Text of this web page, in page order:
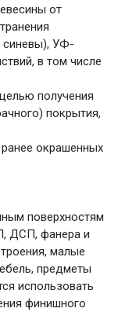
от
синевы), УФ-
в том числе
получения
покрытия,
окрашенных
поверхностям
ДСП, фанера и
малые
предметы
использовать
финишного